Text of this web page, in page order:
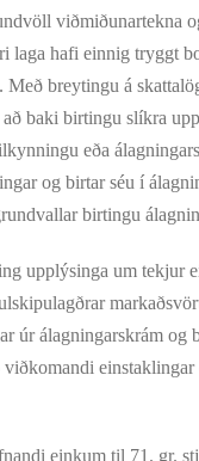
viðmiðunartekna
hafi einnig tryggt
Með breytingu á
baki birtingu slíkra
eða
og birtar séu í
birtingu
um tekjur
úr álagningarskrám og
einkum til 71. gr.